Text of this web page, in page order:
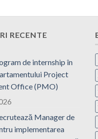
RECENTE
de internship în
Project
Office (PMO)
Manager de
implementarea